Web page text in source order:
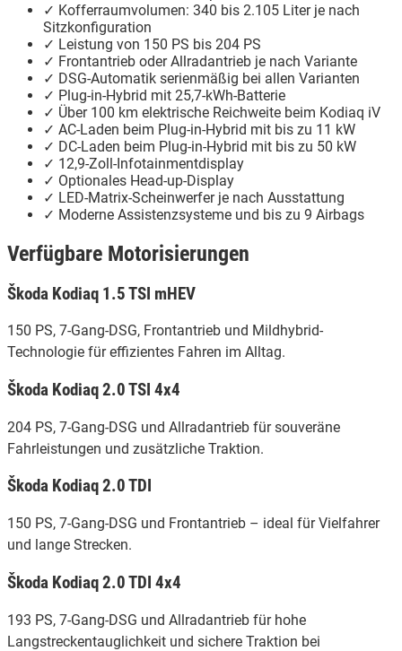
✓ Kofferraumvolumen: 340 bis 2.105 Liter je nach
Sitzkonfiguration
✓ Leistung von 150 PS bis 204 PS
✓ Frontantrieb oder Allradantrieb je nach Variante
✓ DSG-Automatik serienmäßig bei allen Varianten
✓ Plug-in-Hybrid mit 25,7-kWh-Batterie
✓ Über 100 km elektrische Reichweite beim Kodiaq iV
✓ AC-Laden beim Plug-in-Hybrid mit bis zu 11 kW
✓ DC-Laden beim Plug-in-Hybrid mit bis zu 50 kW
✓ 12,9-Zoll-Infotainmentdisplay
✓ Optionales Head-up-Display
✓ LED-Matrix-Scheinwerfer je nach Ausstattung
✓ Moderne Assistenzsysteme und bis zu 9 Airbags
Verfügbare Motorisierungen
Škoda Kodiaq 1.5 TSI mHEV
150 PS, 7-Gang-DSG, Frontantrieb und Mildhybrid-
Technologie für effizientes Fahren im Alltag.
Škoda Kodiaq 2.0 TSI 4x4
204 PS, 7-Gang-DSG und Allradantrieb für souveräne
Fahrleistungen und zusätzliche Traktion.
Škoda Kodiaq 2.0 TDI
150 PS, 7-Gang-DSG und Frontantrieb – ideal für Vielfahrer
und lange Strecken.
Škoda Kodiaq 2.0 TDI 4x4
193 PS, 7-Gang-DSG und Allradantrieb für hohe
Langstreckentauglichkeit und sichere Traktion bei